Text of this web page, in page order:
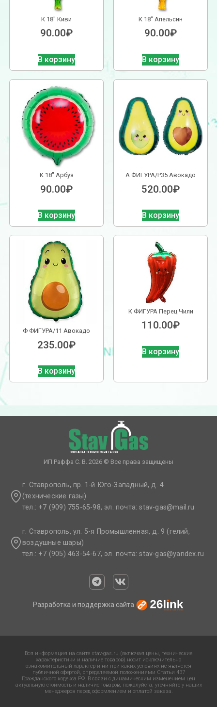
К 18″ Киви
90.00₽
В корзину
К 18″ Апельсин
90.00₽
В корзину
К 18″ Арбуз
90.00₽
В корзину
А ФИГУРА/P35 Авокадо
520.00₽
В корзину
Ф ФИГУРА/11 Авокадо
235.00₽
В корзину
К ФИГУРА Перец Чили
110.00₽
В корзину
ИП Раффа С. В. 2026 © Все права защищены
г. Ставрополь, пр. 1-й Юго-Западный, д. 4
(технические газы)
тел.: +7 (909) 755-65-98, эл. почта: stav-gas@mail.ru​
г. Ставрополь, ул. 5-я Промышленная, д. 9 (гелий,
воздушные шары)
тел.: +7 (905) 463-54-67, эл. почта: stav-gas@yandex.ru​
Разработка и поддержка сайта
Вся информация на сайте stav-gas.ru (включая цены, технические
характеристики и наличие товаров) носит исключительно
ознакомительный характер и ни при каких условиях не является
публичной офертой, определяемой положениями Статьи 437
Гражданского кодекса РФ. В связи с динамическим изменением цен
актуальную стоимость и наличие товаров, пожалуйста, уточняйте у наших
менеджеров перед оформлением и оплатой заказа.